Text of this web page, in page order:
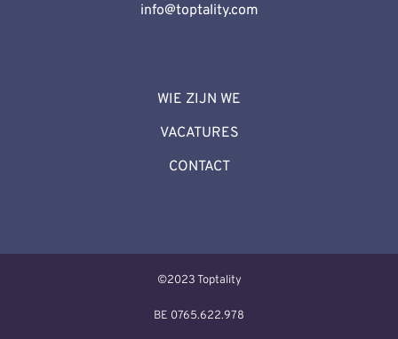
info@toptality.com
WIE ZIJN WE
VACATURES
CONTACT
©2023 Toptality
BE 0765.622.978